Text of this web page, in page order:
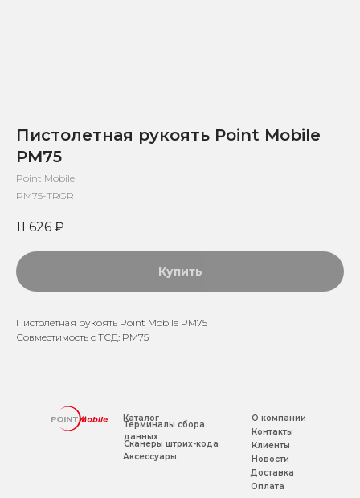
Пистолетная рукоять Point Mobile
PM75
Point Mobile
PM75-TRGR
11 626 ₽
Купить
Пистолетная рукоять Point Mobile PM75
Совместимость с ТСД: PM75
Каталог
Контакты
Новости
Оплата
Доставка
Клиенты
О компании
Аксессуары
Терминалы сбора
данных
Сканеры штрих-кода